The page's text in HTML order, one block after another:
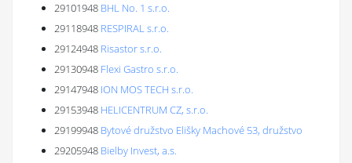
29101948 BHL No. 1 s.r.o.
29118948 RESPIRAL s.r.o.
29124948 Risastor s.r.o.
29130948 Flexi Gastro s.r.o.
29147948 ION MOS TECH s.r.o.
29153948 HELICENTRUM CZ, s.r.o.
29199948 Bytové družstvo Elišky Machové 53, družstvo
29205948 Bielby Invest, a.s.